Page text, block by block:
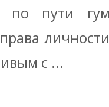
по пути
с ...